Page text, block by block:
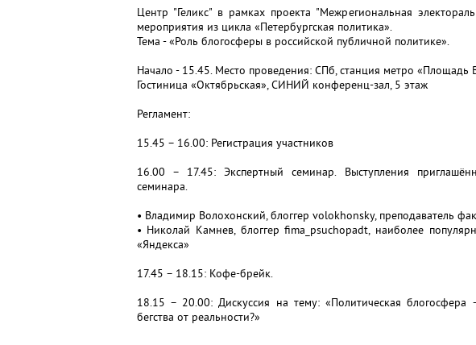
Центр "Геликс" в рамках проекта "Межрегиональная
мероприятия из цикла «Петербургская политика».
Тема - «Роль блогосферы в российской публичной политике».
Начало - 15.45. Место проведения: СПб, станция метро «Площадь
Гостиница «Октябрьская», СИНИЙ конференц-зал, 5 этаж
Регламент:
15.45 – 16.00: Регистрация участников
16.00 – 17.45: Экспертный семинар. Выступления
семинара.
• Владимир Волохонский, блоггер volokhonsky, преподаватель
• Николай Камнев, блоггер fima_psuchopadt, наиболее
«Яндекса»
17.45 – 18.15: Кофе-брейк.
18.15 – 20.00: Дискуссия на тему: «Политическая блогосфера
бегства от реальности?»